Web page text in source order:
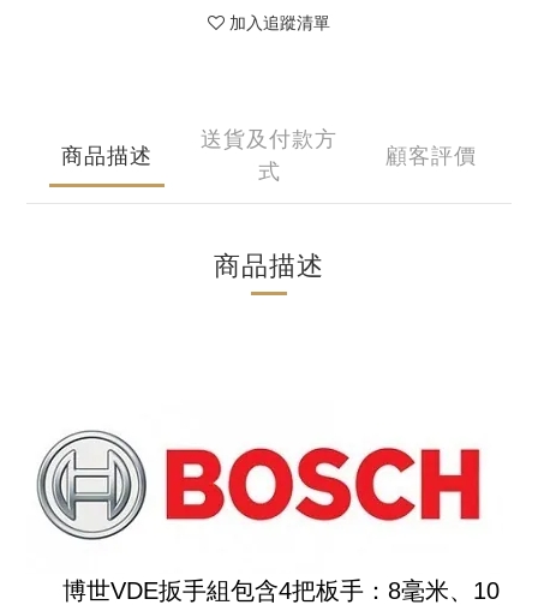
加入追蹤清單
商品描述
送貨及付款方
式
顧客評價
商品描述
博世VDE扳手組包含4把板手：8毫米、10